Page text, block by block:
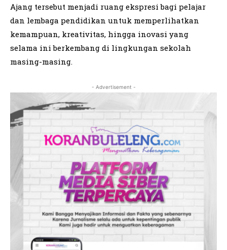
Ajang tersebut menjadi ruang ekspresi bagi pelajar
dan lembaga pendidikan untuk memperlihatkan
kemampuan, kreativitas, hingga inovasi yang
selama ini berkembang di lingkungan sekolah
masing-masing.
- Advertisement -